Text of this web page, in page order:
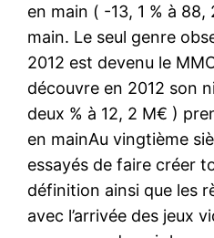
en main ( -13, 1 % à
main. Le seul genre
2012 est devenu le
découvre en 2012 son
deux % à 12, 2 M€ )
en mainAu vingtième
essayés de faire créer
définition ainsi que les
avec l’arrivée des jeux